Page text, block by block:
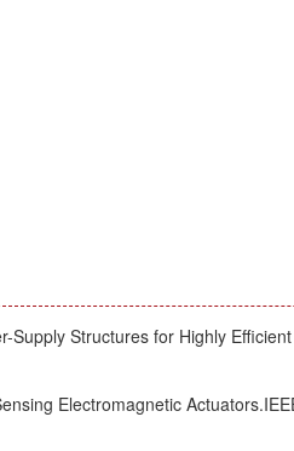
Structures for Highly
Electromagnetic